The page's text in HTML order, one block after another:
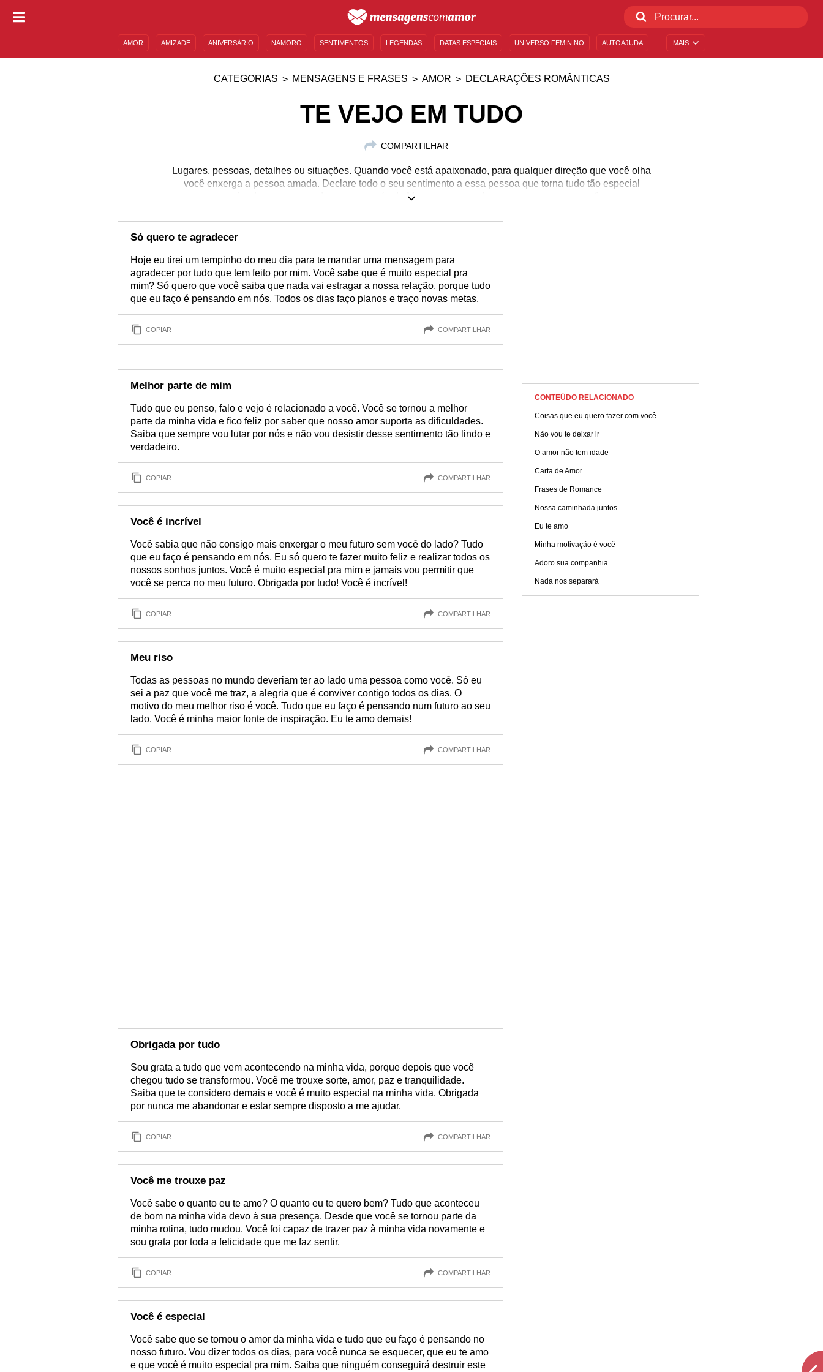
MAIS
AMOR AMIZADE ANIVERSÁRIO NAMORO SENTIMENTOS LEGENDAS DATAS ESPECIAIS UNIVERSO FEMININO AUTOAJUDA
CATEGORIAS MENSAGENS E FRASES AMOR DECLARAÇÕES ROMÂNTICAS
TE VEJO EM TUDO
COMPARTILHAR
Lugares, pessoas, detalhes ou situações. Quando você está apaixonado, para qualquer direção que você olha
você enxerga a pessoa amada. Declare todo o seu sentimento a essa pessoa que torna tudo tão especial
enviando mensagens de amor que nós do Mensagens com Amor separamos para você.
Só quero te agradecer
Hoje eu tirei um tempinho do meu dia para te mandar uma mensagem para
agradecer por tudo que tem feito por mim. Você sabe que é muito especial pra
mim? Só quero que você saiba que nada vai estragar a nossa relação, porque tudo
que eu faço é pensando em nós. Todos os dias faço planos e traço novas metas.
COPIAR COMPARTILHAR
Melhor parte de mim
Tudo que eu penso, falo e vejo é relacionado a você. Você se tornou a melhor
parte da minha vida e fico feliz por saber que nosso amor suporta as dificuldades.
Saiba que sempre vou lutar por nós e não vou desistir desse sentimento tão lindo e
verdadeiro.
COPIAR COMPARTILHAR
Você é incrível
Você sabia que não consigo mais enxergar o meu futuro sem você do lado? Tudo
que eu faço é pensando em nós. Eu só quero te fazer muito feliz e realizar todos os
nossos sonhos juntos. Você é muito especial pra mim e jamais vou permitir que
você se perca no meu futuro. Obrigada por tudo! Você é incrível!
COPIAR COMPARTILHAR
Meu riso
Todas as pessoas no mundo deveriam ter ao lado uma pessoa como você. Só eu
sei a paz que você me traz, a alegria que é conviver contigo todos os dias. O
motivo do meu melhor riso é você. Tudo que eu faço é pensando num futuro ao seu
lado. Você é minha maior fonte de inspiração. Eu te amo demais!
COPIAR COMPARTILHAR
Obrigada por tudo
Sou grata a tudo que vem acontecendo na minha vida, porque depois que você
chegou tudo se transformou. Você me trouxe sorte, amor, paz e tranquilidade.
Saiba que te considero demais e você é muito especial na minha vida. Obrigada
por nunca me abandonar e estar sempre disposto a me ajudar.
COPIAR COMPARTILHAR
Você me trouxe paz
Você sabe o quanto eu te amo? O quanto eu te quero bem? Tudo que aconteceu
de bom na minha vida devo à sua presença. Desde que você se tornou parte da
minha rotina, tudo mudou. Você foi capaz de trazer paz à minha vida novamente e
sou grata por toda a felicidade que me faz sentir.
COPIAR COMPARTILHAR
Você é especial
Você sabe que se tornou o amor da minha vida e tudo que eu faço é pensando no
nosso futuro. Vou dizer todos os dias, para você nunca se esquecer, que eu te amo
e que você é muito especial pra mim. Saiba que ninguém conseguirá destruir este
CONTEÚDO RELACIONADO
Coisas que eu quero fazer com você
Não vou te deixar ir
O amor não tem idade
Carta de Amor
Frases de Romance
Nossa caminhada juntos
Eu te amo
Minha motivação é você
Adoro sua companhia
Nada nos separará